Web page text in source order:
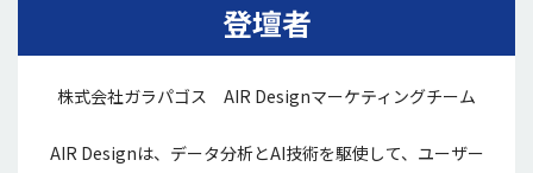
登壇者
株式会社ガラパゴス AIR Designマーケティングチーム
AIR Designは、データ分析とAI技術を駆使して、ユーザー